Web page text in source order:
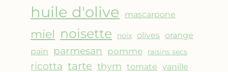
huile d'olive mascarpone
miel noisette noix olives orange
pain
parmesan pomme raisins secs
ricotta tarte thym tomate vanille